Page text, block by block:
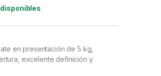
en presentación de 5 kg,
excelente definición y